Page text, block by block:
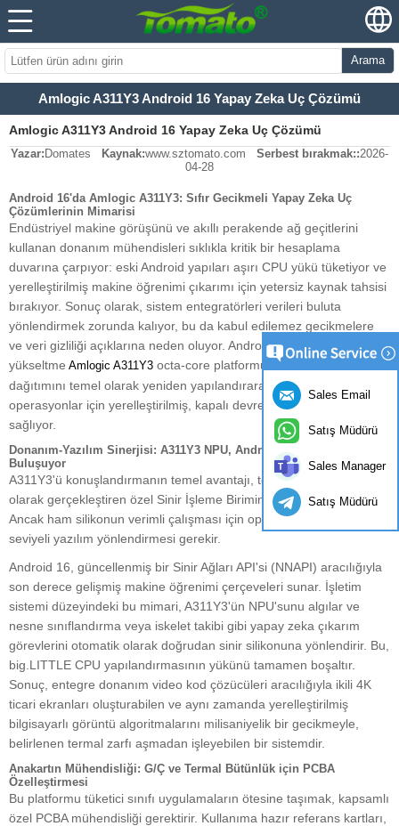
Arama
Amlogic A311Y3 Android 16 Yapay Zeka Uç Çözümü
Amlogic A311Y3 Android 16 Yapay Zeka Uç Çözümü
Yazar: Domates Kaynak:www.sztomato.com Serbest bırakmak::2026-
04-28
Android 16'da Amlogic A311Y3: Sıfır Gecikmeli Yapay Zeka Uç
Çözümlerinin Mimarisi
Endüstriyel makine görüşünü ve akıllı perakende ağ geçitlerini
kullanan donanım mühendisleri sıklıkla kritik bir hesaplama
duvarına çarpıyor: eski Android yapıları aşırı CPU yükü tüketiyor ve
yerelleştirilmiş makine öğrenimi çıkarımı için yetersiz kaynak tahsisi
bırakıyor. Sonuç olarak, sistem entegratörleri verileri buluta
yönlendirmek zorunda kalıyor, bu da kabul edilemez gecikmelere
ve veri gizliliği açıklarına neden oluyor. Android 16 ekosistemine
yükseltme Amlogic A311Y3 octa-core platformu, bu kaynak
dağıtımını temel olarak yeniden yapılandırarak, yüksek yüklü ticari
operasyonlar için yerelleştirilmiş, kapalı devre bir silikon çözümü
sağlıyor.
Donanım-Yazılım Sinerjisi: A311Y3 NPU, Android 16 NNAPI ile
Buluşuyor
A311Y3'ü konuşlandırmanın temel avantajı, tensör işlemlerini yerel
olarak gerçekleştiren özel Sinir İşleme Biriminin (NPU) olmasıdır.
Ancak ham silikonun verimli çalışması için optimize edilmiş düşük
seviyeli yazılım yönlendirmesi gerekir.
Android 16, güncellenmiş bir Sinir Ağları API'si (NNAPI) aracılığıyla
son derece gelişmiş makine öğrenimi çerçeveleri sunar. İşletim
sistemi düzeyindeki bu mimari, A311Y3'ün NPU'sunu algılar ve
nesne sınıflandırma veya iskelet takibi gibi yapay zeka çıkarım
görevlerini otomatik olarak doğrudan sinir silikonuna yönlendirir. Bu,
big.LITTLE CPU yapılandırmasının yükünü tamamen boşaltır.
Sonuç, entegre donanım video kod çözücüleri aracılığıyla ikili 4K
ticari ekranları oluşturabilen ve aynı zamanda yerelleştirilmiş
bilgisayarlı görüntü algoritmalarını milisaniyelik bir gecikmeyle,
belirlenen termal zarfı aşmadan işleyebilen bir sistemdir.
Anakartın Mühendisliği: G/Ç ve Termal Bütünlük için PCBA
Özelleştirmesi
Bu platformu tüketici sınıfı uygulamaların ötesine taşımak, kapsamlı
özel PCBA mühendisliği gerektirir. Kullanıma hazır referans kartları,
Sales Email
Satış Müdürü
Sales Manager
Satış Müdürü